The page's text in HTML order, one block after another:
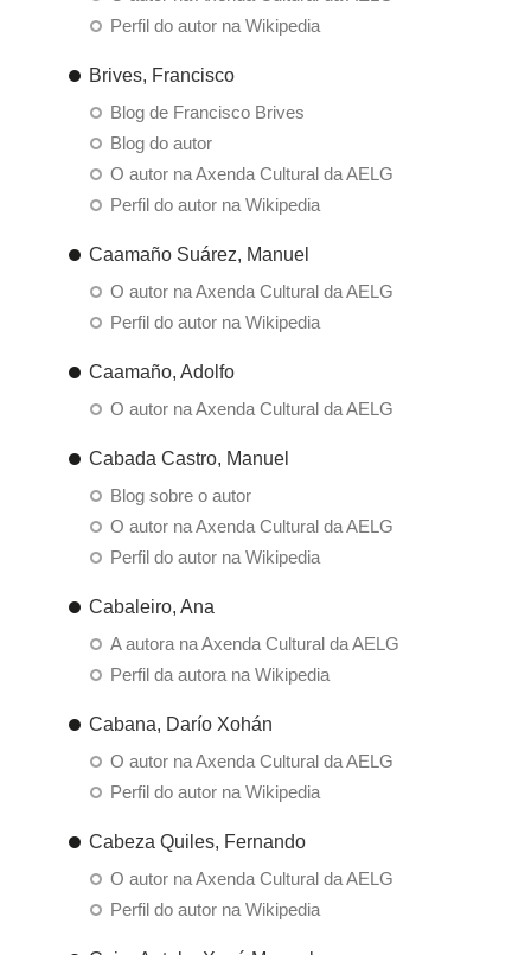
Perfil do autor na Wikipedia
Brives, Francisco
Blog de Francisco Brives
Blog do autor
O autor na Axenda Cultural da AELG
Perfil do autor na Wikipedia
Caamaño Suárez, Manuel
O autor na Axenda Cultural da AELG
Perfil do autor na Wikipedia
Caamaño, Adolfo
O autor na Axenda Cultural da AELG
Cabada Castro, Manuel
Blog sobre o autor
O autor na Axenda Cultural da AELG
Perfil do autor na Wikipedia
Cabaleiro, Ana
A autora na Axenda Cultural da AELG
Perfil da autora na Wikipedia
Cabana, Darío Xohán
O autor na Axenda Cultural da AELG
Perfil do autor na Wikipedia
Cabeza Quiles, Fernando
O autor na Axenda Cultural da AELG
Perfil do autor na Wikipedia